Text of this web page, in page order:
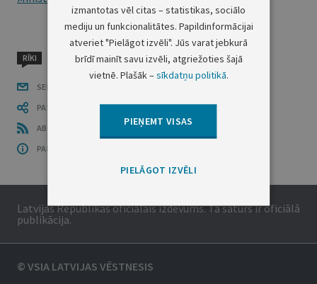
RĪKI
SEKO LĪDZI
PASTĀSTI CITIEM
ABONĒ RSS
PAR ŠO GRUPU
Latvijas Republikas oficiālais izdevums. Tā saturs ir oficiālā
publikācija.
© VSIA LATVIJAS VĒSTNESIS
izmantotas vēl citas – statistikas, sociālo
mediju un funkcionalitātes. Papildinformācijai
atveriet "Pielāgot izvēli". Jūs varat jebkurā
brīdī mainīt savu izvēli, atgriežoties šajā
vietnē. Plašāk –sīkdatņu politikā.
PIEŅEMT VISAS
PIELĀGOT IZVĒLI